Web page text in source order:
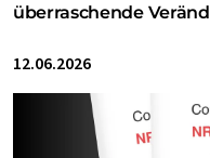
überraschende
12.06.2026